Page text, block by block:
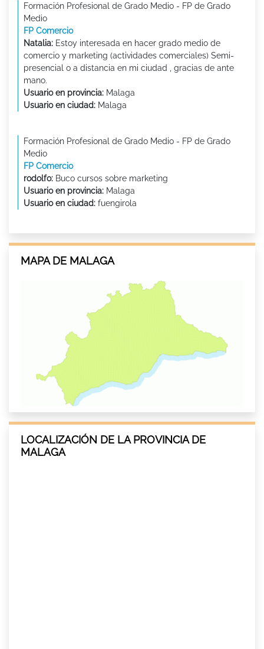
Formación Profesional de Grado Medio - FP de Grado
Medio
FP Comercio
Natalia: Estoy interesada en hacer grado medio de
comercio y marketing (actividades comerciales) Semi-
presencial o a distancia en mi ciudad , gracias de ante
mano.
Usuario en provincia: Malaga
Usuario en ciudad: Malaga
Formación Profesional de Grado Medio - FP de Grado
Medio
FP Comercio
rodolfo: Buco cursos sobre marketing
Usuario en provincia: Malaga
Usuario en ciudad: fuengirola
MAPA DE MALAGA
LOCALIZACIÓN DE LA PROVINCIA DE
MALAGA